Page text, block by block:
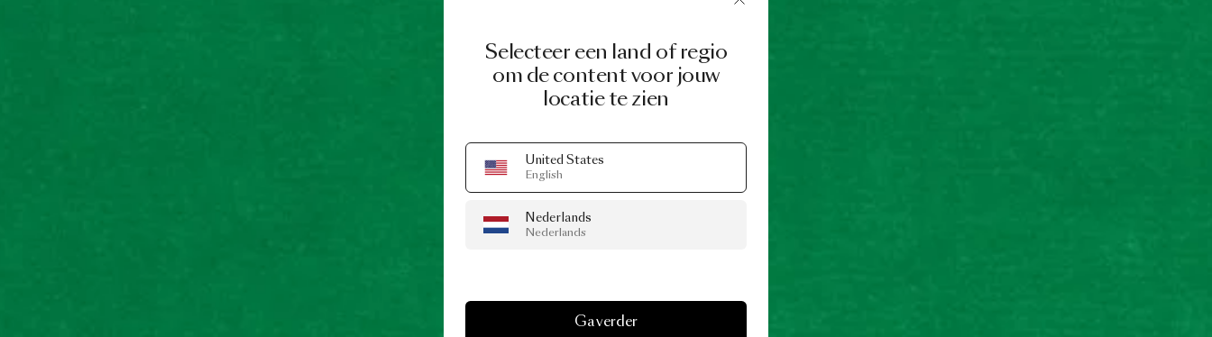
Selecteer een land of regio
om de content voor jouw
locatie te zien
United States
English
Nederlands
Nederlands
Ga verder